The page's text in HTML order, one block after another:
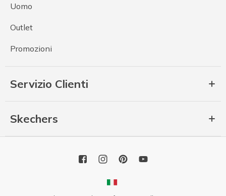
Uomo
Outlet
Promozioni
Servizio Clienti
Skechers